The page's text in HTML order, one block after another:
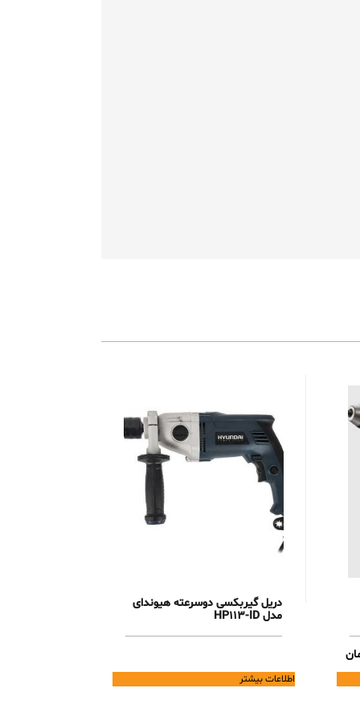
Current
price
is:
دریل گیربکسی دوسرعته هیوندای
مدل HP113-ID
اطلاعات بیشتر